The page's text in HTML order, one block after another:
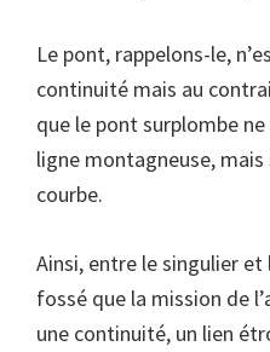
Le pont, rappelons-le,
continuité mais au
que le pont surplombe
ligne montagneuse,
courbe.
Ainsi, entre le singulier et
fossé que la mission de
une continuité, un lien